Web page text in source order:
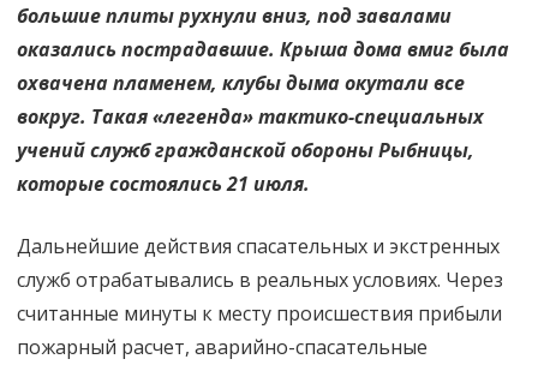
большие плиты рухнули вниз, под завалами
оказались пострадавшие. Крыша дома вмиг была
охвачена пламенем, клубы дыма окутали все
вокруг. Такая «легенда» тактико-специальных
учений служб гражданской обороны Рыбницы,
которые состоялись 21 июля.
Дальнейшие действия спасательных и экстренных
служб отрабатывались в реальных условиях. Через
считанные минуты к месту происшествия прибыли
пожарный расчет, аварийно-спасательные